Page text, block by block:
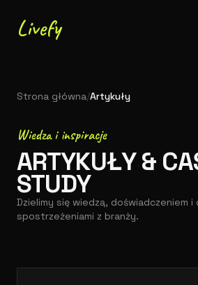
Livefy
Strona główna/Artykuły
Wiedza i inspiracje
ARTYKUŁY &
STUDY
Dzielimy się wiedzą, doświadczeniem i
spostrzeżeniami z branży.